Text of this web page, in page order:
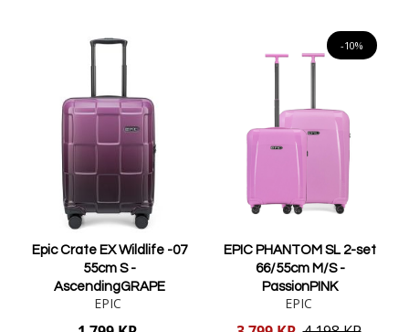
Epic Crate EX Wildlife -07
55cm S -
AscendingGRAPE
EPIC
-10%
EPIC PHANTOM SL 2-set
66/55cm M/S -
PassionPINK
EPIC
Reducerat